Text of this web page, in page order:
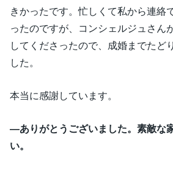
きかったです。忙しくて私から連絡
ったのですが、コンシェルジュさん
してくださったので、成婚までたど
した。
本当に感謝しています。
―ありがとうございました。素敵な
い。